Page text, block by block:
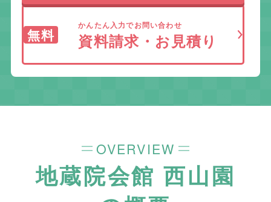
無料
かんたん入力でお問い合わせ
資料請求・お見積り
OVERVIEW
地蔵院会館 西山園